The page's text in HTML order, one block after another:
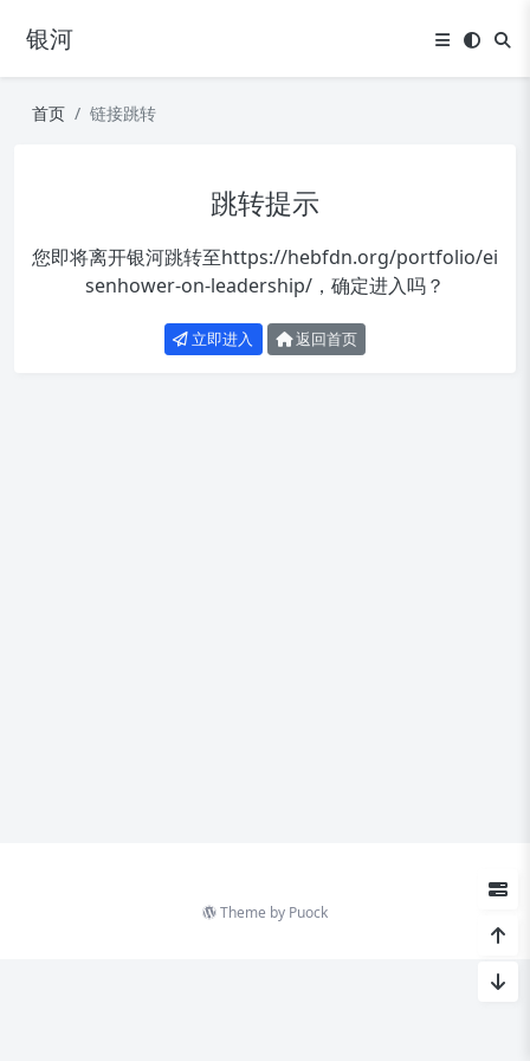
银河
首页 链接跳转
跳转提示
您即将离开银河跳转至https://hebfdn.org/portfolio/ei
senhower-on-leadership/ ，确定进入吗？
立即进入 返回首页
Theme by Puock